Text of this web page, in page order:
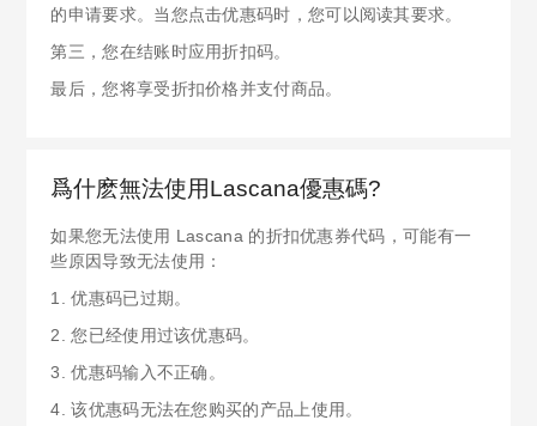
的申请要求。当您点击优惠码时，您可以阅读其要求。
第三，您在结账时应用折扣码。
最后，您将享受折扣价格并支付商品。
爲什麽無法使用Lascana優惠碼?
如果您无法使用 Lascana 的折扣优惠券代码，可能有一
些原因导致无法使用：
1. 优惠码已过期。
2. 您已经使用过该优惠码。
3. 优惠码输入不正确。
4. 该优惠码无法在您购买的产品上使用。